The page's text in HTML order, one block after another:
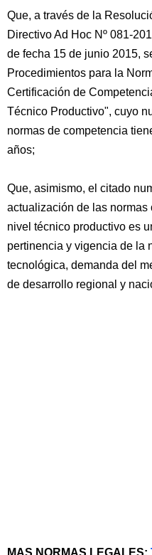
Que, a través de la
Directivo Ad Hoc Nº 081-
de fecha 15 de junio 2015,
Procedimientos para la
Certificación de
Técnico Productivo", cuyo
normas de competencia
años;
Que, asimismo, el citado
actualización de las normas
nivel técnico productivo es
pertinencia y vigencia de la
tecnológica, demanda del
de desarrollo regional y
MAS NORMAS LEGALES: